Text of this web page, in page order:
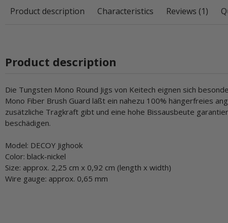
Product description Characteristics Reviews (1)
Product description
Die Tungsten Mono Round Jigs von Keitech eignen sich
Mono Fiber Brush Guard läßt ein nahezu 100% hängerfreies
zusätzliche Tragkraft gibt und eine hohe Bissausbeute
beschädigen.
Model: DECOY Jighook
Color: black-nickel
Size: approx. 2,25 cm x 0,92 cm (length x width)
Wire gauge: approx. 0,65 mm